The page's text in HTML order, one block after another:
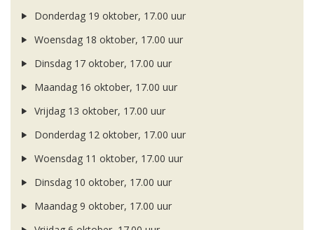
Donderdag 19 oktober, 17.00 uur
Woensdag 18 oktober, 17.00 uur
Dinsdag 17 oktober, 17.00 uur
Maandag 16 oktober, 17.00 uur
Vrijdag 13 oktober, 17.00 uur
Donderdag 12 oktober, 17.00 uur
Woensdag 11 oktober, 17.00 uur
Dinsdag 10 oktober, 17.00 uur
Maandag 9 oktober, 17.00 uur